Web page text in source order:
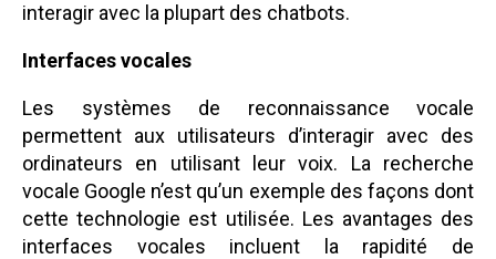
interagir avec la plupart des chatbots.
Interfaces vocales
Les systèmes de reconnaissance vocale
permettent aux utilisateurs d’interagir avec des
ordinateurs en utilisant leur voix. La recherche
vocale Google n’est qu’un exemple des façons dont
cette technologie est utilisée. Les avantages des
interfaces vocales incluent la rapidité de